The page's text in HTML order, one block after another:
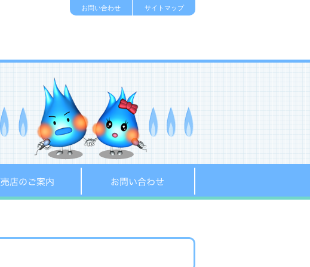
お問い合わせ サイトマップ
販売店のご案内